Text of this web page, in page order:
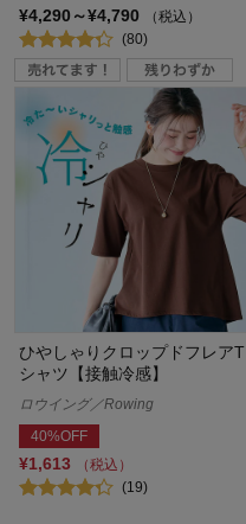
¥4,290～¥4,790
（税込）
(80)
ひやしゃりクロップドフレアT
シャツ【接触冷感】
ロウイング／Rowing
40%OFF
¥1,613
（税込）
(19)